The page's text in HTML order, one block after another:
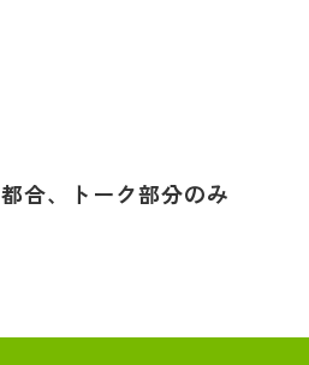
合、トーク部分のみ